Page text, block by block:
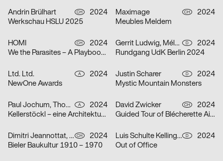
Andrin Brülhart CH
2024
Werkschau HSLU 2025
Maximage CH
2024
Meubles Meldem
HOMI CH
2024
We the Parasites – A Playbook to Complicity
Gerrit Ludwig, Mélan Rouillon D
2024
Rundgang UdK Berlin 2024
Ltd. Ltd. A
2024
NewOne Awards
Justin Scharer D
2024
Mystic Mountain Monsters
Paul Jochum, Thomas Sieberer A
2024
Kellerstöckl – eine Architekturtypologie im Südburgenland
David Zwicker CH
2024
Guided Tour of Blécherette Airport
Dimitri Jeannottat, Marjeta Morinc CH
2024
Bieler Baukultur 1910 – 1970
Luis Schulte Kellinghaus, Julius Geyer, Max Reichert D
2024
Out of Office